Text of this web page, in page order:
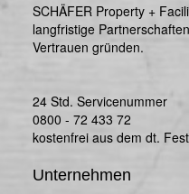
SCHÄFER Property +
langfristige
Vertrauen gründen.
24 Std. Servicenummer
0800 - 72 433 72
kostenfrei aus dem dt.
Unternehmen